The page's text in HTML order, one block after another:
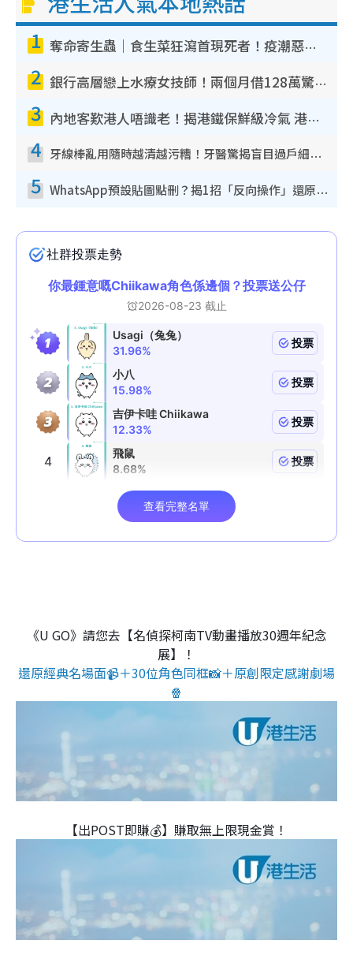
1 奪命寄生蟲｜食生菜狂瀉首現死者！疫潮惡化錄1.8萬宗病例 揭洗菜3大謬誤
2 銀行高層戀上水療女技師！兩個月借128萬驚覺「沉船」沉落火海 揭背後疑似邪教操控賣淫
3 內地客歎港人唔識老！揭港鐵保鮮級冷氣 港人求放過：咪投訴
4 牙線棒亂用隨時越清越污糟！牙醫驚揭盲目過戶細菌恐致蛀牙：呢種先係日常真保養
5 WhatsApp預設貼圖點刪？揭1招「反向操作」還原簡潔介面 附3步實測教學
《U GO》請您去【名偵探柯南TV動畫播放30週年紀念
展】！
還原經典名場面📹＋30位角色同框📸＋原創限定感謝劇場
🍿
【出POST即賺💰】賺取無上限現金賞！